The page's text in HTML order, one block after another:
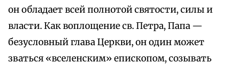
он обладает всей полнотой святости, силы и
власти. Как воплощение св. Петра, Папа —
безусловный глава Церкви, он один может
зваться «вселенским» епископом, созывать